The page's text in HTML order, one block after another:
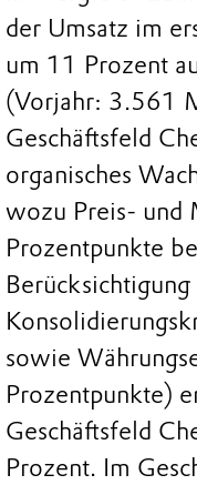
der Umsatz im
um 11 Prozent
(Vorjahr: 3.561
Geschäftsfeld
organisches
wozu Preis- und
Prozentpunkte
sowie
Prozentpunkte)
Geschäftsfeld
Prozent. Im